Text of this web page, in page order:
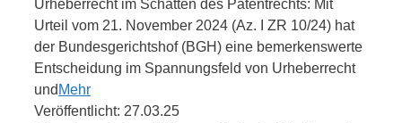
Urheberrecht im Schatten des Patentrechts: Mit
Urteil vom 21. November 2024 (Az. I ZR 10/24) hat
der Bundesgerichtshof (BGH) eine bemerkenswerte
Entscheidung im Spannungsfeld von Urheberrecht
und Mehr
Veröffentlicht: 27.03.25